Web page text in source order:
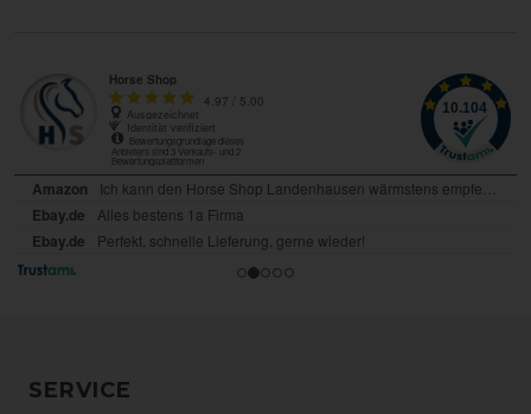
SERVICE